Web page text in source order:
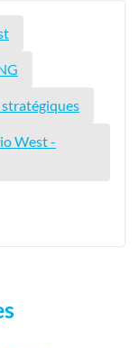
West -